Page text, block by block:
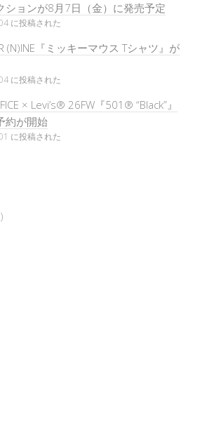
ションが8月7日（金）に発売予定
に投稿された
(N)INE『ミッキーマウス Tシャツ』が
に投稿された
× Levi’s® 26FW『501®︎ “Black”』
約が開始
に投稿された